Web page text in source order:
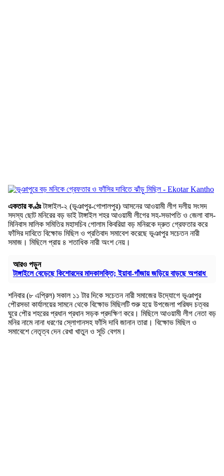
একতার কণ্ঠঃটাঙ্গাইল-২ (ভূঞাপুর-গোপালপুর) আসনের আওয়ামী লীগ দলীয় সংসদ
সদস্য ছোট মনিরের বড় ভাই টাঙ্গাইল শহর আওয়ামী লীগের সহ-সভাপতি ও জেলা বাস-
মিনিবাস মালিক সমিতির মহাসচিব গোলাম কিবরিয়া বড় মনিরকে দ্রুত গ্রেফতার করে
ফাঁসির দাবিতে বিক্ষোভ মিছিল ও প্রতিবাদ সমাবেশ করেছে ভূঞাপুর সচেতন নারী
সমাজ। মিছিলে প্রায় ৪ শতাধিক নারী অংশ নেয়।
আরও পড়ুন
টাঙ্গাইলে বেড়েছে কিশোরদের মাদকাসক্তি; ইয়াবা-গাঁজায় জড়িয়ে বাড়ছে অপরাধ
শনিবার (৮ এপ্রিল) সকাল ১১ টার দিকে সচেতন নারী সমাজের উদ্যোগে ভূঞাপুর
পৌরসভা কার্যালয়ের সামনে থেকে বিক্ষোভ মিছিলটি শুরু হয়ে উপজেলা পরিষদ চত্বর
ঘুরে পৌর শহরের প্রধান প্রধান সড়ক প্রদক্ষিণ করে। মিছিলে আওয়ামী লীগ নেতা বড়
মনির নামে নানা ধরণের স্লোগানসহ ফাঁসি দাবি জানান তারা। বিক্ষোভ মিছিল ও
সমাবেশে নেতৃত্ব দেন রেখা খাতুন ও সূচি বেগম।